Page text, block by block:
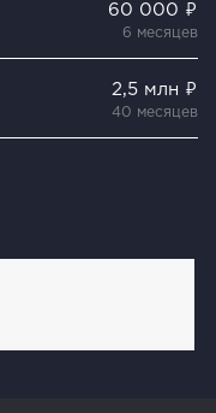
60 000 ₽
6 месяцев
2,5 млн ₽
40 месяцев